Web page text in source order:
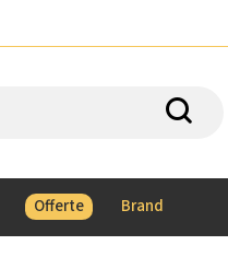
Offerte Brand